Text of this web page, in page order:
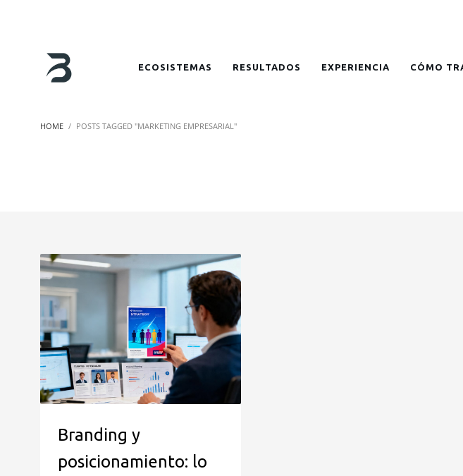
ECOSISTEMAS RESULTADOS EXPERIENCIA CÓMO
HOME POSTS TAGGED "MARKETING EMPRESARIAL"
Branding y
posicionamiento: lo